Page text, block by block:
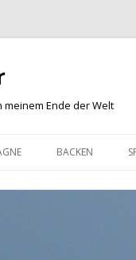
Ende der Welt
BACKEN